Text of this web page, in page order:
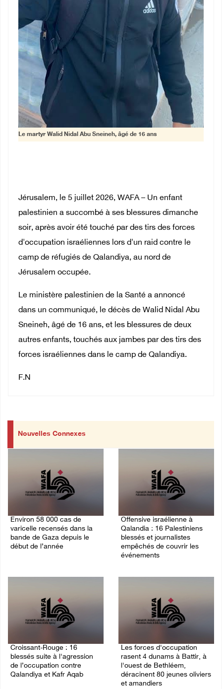
Le martyr Walid Nidal Abu Sneineh, âgé de 16 ans
Jérusalem, le 5 juillet 2026, WAFA – Un enfant
palestinien a succombé à ses blessures dimanche
soir, après avoir été touché par des tirs des forces
d'occupation israéliennes lors d'un raid contre le
camp de réfugiés de Qalandiya, au nord de
Jérusalem occupée.
Le ministère palestinien de la Santé a annoncé
dans un communiqué, le décès de Walid Nidal Abu
Sneineh, âgé de 16 ans, et les blessures de deux
autres enfants, touchés aux jambes par des tirs des
forces israéliennes dans le camp de Qalandiya.
F.N
Nouvelles Connexes
Environ 58 000 cas de
varicelle recensés dans la
bande de Gaza depuis le
début de l’année
Offensive israélienne à
Qalandia : 16 Palestiniens
blessés et journalistes
empêchés de couvrir les
événements
Croissant-Rouge : 16
blessés suite à l'agression
de l’occupation contre
Qalandiya et Kafr Aqab
Les forces d'occupation
rasent 4 dunams à Battir, à
l'ouest de Bethléem,
déracinent 80 jeunes oliviers
et amandiers